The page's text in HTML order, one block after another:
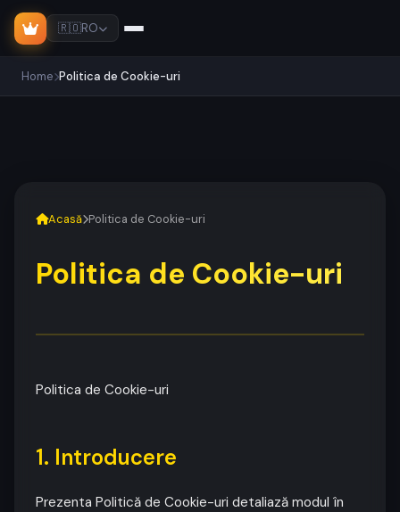
🇷🇴RO
Home Politica de Cookie-uri
Acasă Politica de Cookie-uri
Politica de Cookie-uri
Politica de Cookie-uri
1. Introducere
Prezenta Politică de Cookie-uri detaliază modul în